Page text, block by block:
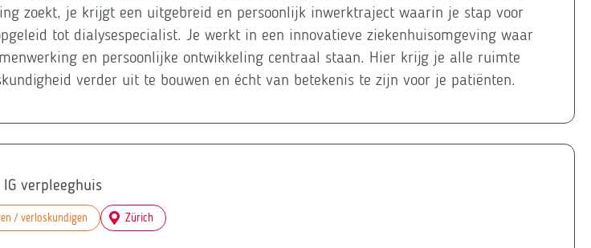
zoekt, je krijgt een uitgebreid en persoonlijk inwerktraject waarin je stap voor
tot dialysespecialist. Je werkt in een innovatieve ziekenhuisomgeving waar
en persoonlijke ontwikkeling centraal staan. Hier krijg je alle ruimte
verder uit te bouwen en écht van betekenis te zijn voor je patiënten.
verpleeghuis
/ verloskundigen Zürich